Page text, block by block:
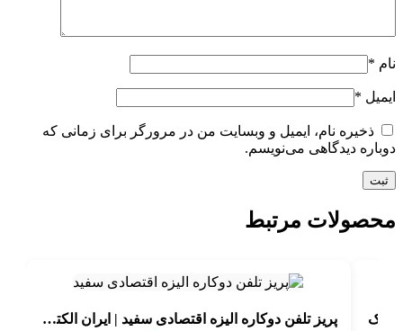
نام *
ایمیل *
ذخیره نام، ایمیل و وبسایت من در مرورگر برای زمانی که
دوباره دیدگاهی می‌نویسم.
محصولات مرتبط
پريز تلفن دوکاره اليزه اقتصادی سفيد | ايران الکتریک